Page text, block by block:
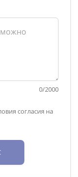
0/2000
согласия на